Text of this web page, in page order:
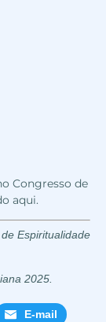
Congresso de
aqui.
Espiritualidade
2025.
E-mail